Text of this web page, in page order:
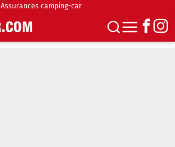
Assurances camping-car